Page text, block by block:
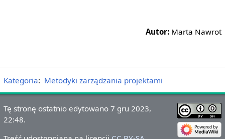
Autor: Marta Nawrot
Kategoria: Metodyki zarządzania projektami
Tę stronę ostatnio edytowano 7 gru 2023,
22:48.